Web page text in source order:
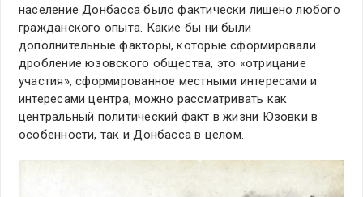
население Донбасса было фактически лишено любого
гражданского опыта. Какие бы ни были
дополнительные факторы, которые сформировали
дробление юзовского общества, это «отрицание
участия», сформированное местными интересами и
интересами центра, можно рассматривать как
центральный политический факт в жизни Юзовки в
особенности, так и Донбасса в целом.